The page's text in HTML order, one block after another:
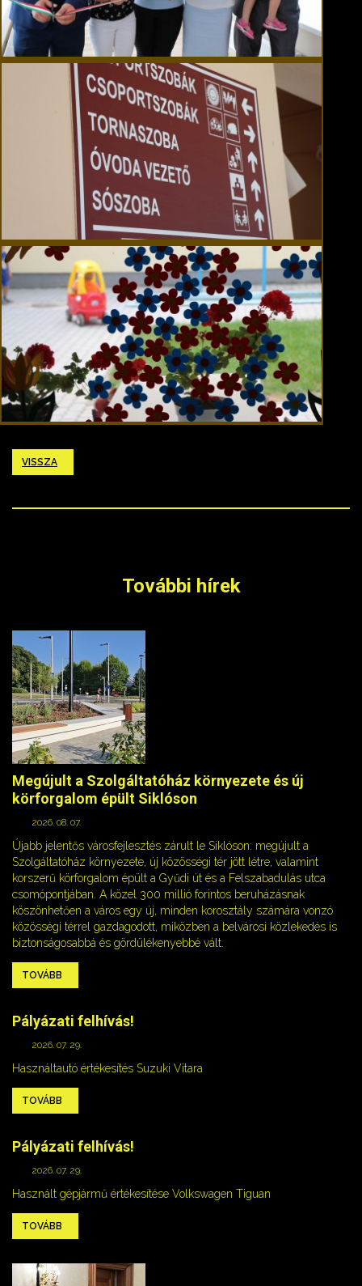
VISSZA
További hírek
Megújult a Szolgáltatóház környezete és új
körforgalom épült Siklóson
2026. 08. 07.
Újabb jelentős városfejlesztés zárult le Siklóson: megújult a
Szolgáltatóház környezete, új közösségi tér jött létre, valamint
korszerű körforgalom épült a Gyűdi út és a Felszabadulás utca
csomópontjában. A közel 300 millió forintos beruházásnak
köszönhetően a város egy új, minden korosztály számára vonzó
közösségi térrel gazdagodott, miközben a belvárosi közlekedés is
biztonságosabbá és gördülékenyebbé vált.
TOVÁBB
Pályázati felhívás!
2026. 07. 29.
Használtautó értékesítés Suzuki Vitara
TOVÁBB
Pályázati felhívás!
2026. 07. 29.
Használt gépjármű értékesítése Volkswagen Tiguan
TOVÁBB